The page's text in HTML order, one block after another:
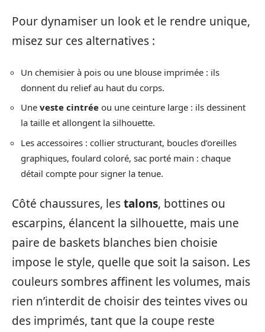
Pour dynamiser un look et le rendre unique,
misez sur ces alternatives :
Un chemisier à pois ou une blouse imprimée : ils
donnent du relief au haut du corps.
Une veste cintrée ou une ceinture large : ils dessinent
la taille et allongent la silhouette.
Les accessoires : collier structurant, boucles d’oreilles
graphiques, foulard coloré, sac porté main : chaque
détail compte pour signer la tenue.
Côté chaussures, lestalons, bottines ou
escarpins, élancent la silhouette, mais une
paire de baskets blanches bien choisie
impose le style, quelle que soit la saison. Les
couleurs sombres affinent les volumes, mais
rien n’interdit de choisir des teintes vives ou
des imprimés, tant que la coupe reste